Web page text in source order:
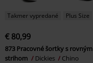
Takmer vypredané Plus Size
€ 80,99
873 Pracovné šortky s rovným
strihom
Dickies Chino